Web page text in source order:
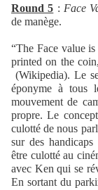
Round 5 : Face
de manège.
“The Face value
printed on the
(Wikipedia). Le
éponyme à tous
mouvement de
propre. Le
culotté de nous
sur des
être culotté au
avec Ken qui se
En sortant du